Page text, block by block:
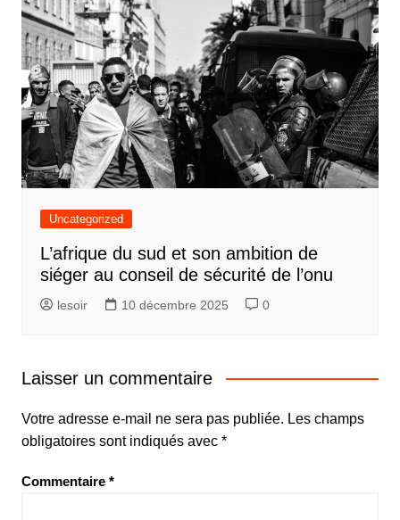
Uncategorized
L’afrique du sud et son ambition de
siéger au conseil de sécurité de l’onu
lesoir 10 décembre 2025 0
Laisser un commentaire
Votre adresse e-mail ne sera pas publiée. Les champs
obligatoires sont indiqués avec *
Commentaire *